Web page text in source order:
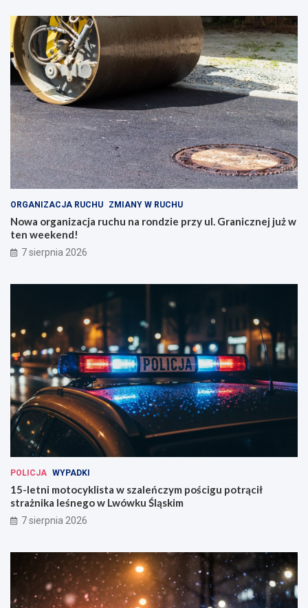
ORGANIZACJA RUCHU ZMIANY W RUCHU
Nowa organizacja ruchu na rondzie przy ul. Granicznej już w
ten weekend!
7 sierpnia 2026
POLICJA WYPADKI
15-letni motocyklista w szaleńczym pościgu potrącił
strażnika leśnego w Lwówku Śląskim
7 sierpnia 2026